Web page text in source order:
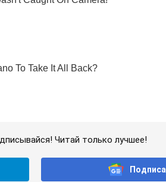
Читай только лучшее!